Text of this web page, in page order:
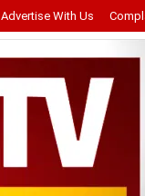
Advertise With Us